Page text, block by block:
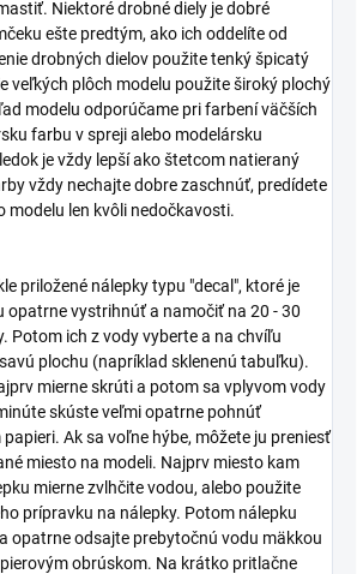
Niektoré drobné diely je dobré
ešte predtým, ako ich oddelíte od
drobných dielov použite tenký špicatý
veľkých plôch modelu použite široký plochý
modelu odporúčame pri farbení väčších
farbu v spreji alebo modelársku
je vždy lepší ako štetcom natieraný
vždy nechajte dobre zaschnúť, predídete
modelu len kvôli nedočkavosti.
priložené nálepky typu "decal", ktoré je
opatrne vystrihnúť a namočiť na 20 - 30
Potom ich z vody vyberte a na chvíľu
plochu (napríklad sklenenú tabuľku).
mierne skrúti a potom sa vplyvom vody
skúste veľmi opatrne pohnúť
Ak sa voľne hýbe, môžete ju preniesť
miesto na modeli. Najprv miesto kam
mierne zvlhčite vodou, alebo použite
prípravku na nálepky. Potom nálepku
opatrne odsajte prebytočnú vodu mäkkou
obrúskom. Na krátko pritlačne